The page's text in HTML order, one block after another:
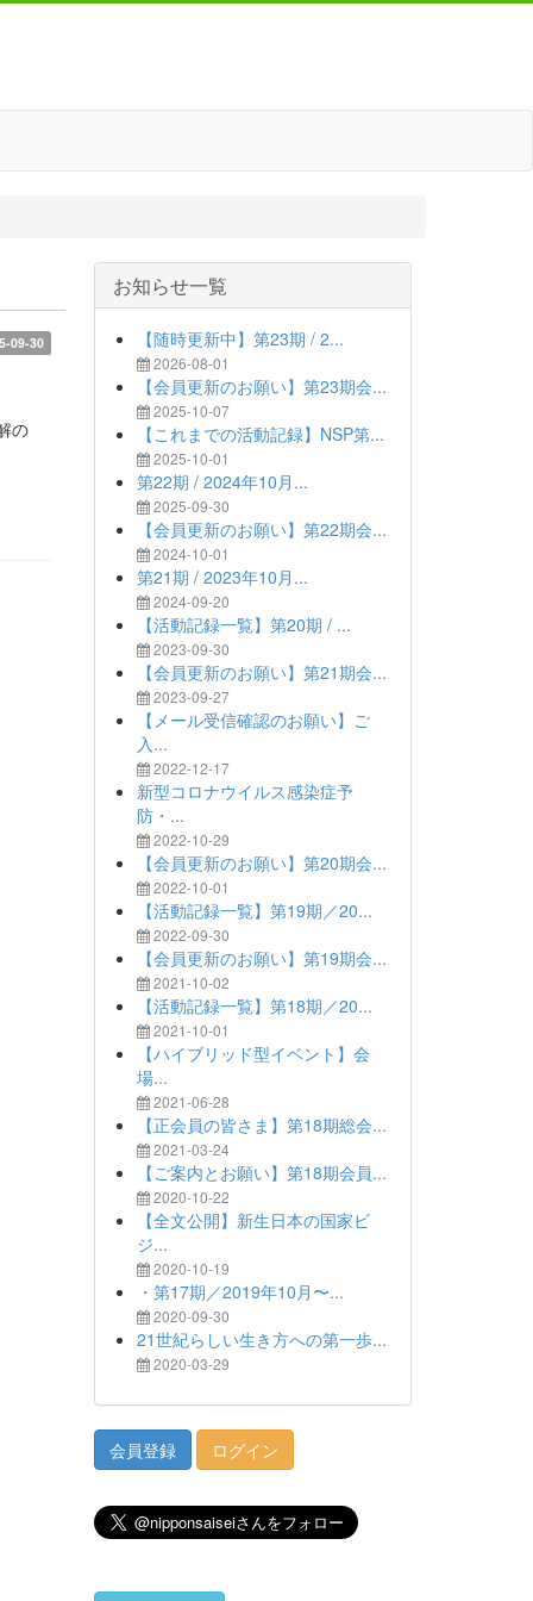
09-30
の
お知らせ一覧
【随時更新中】第23期 / 2...
2026-08-01
【会員更新のお願い】第23期会...
2025-10-07
【これまでの活動記録】NSP第...
2025-10-01
第22期 / 2024年10月...
2025-09-30
【会員更新のお願い】第22期会...
2024-10-01
第21期 / 2023年10月...
2024-09-20
【活動記録一覧】第20期 / ...
2023-09-30
【会員更新のお願い】第21期会...
2023-09-27
【メール受信確認のお願い】ご
入...
2022-12-17
新型コロナウイルス感染症予
防・...
2022-10-29
【会員更新のお願い】第20期会...
2022-10-01
【活動記録一覧】第19期／20...
2022-09-30
【会員更新のお願い】第19期会...
2021-10-02
【活動記録一覧】第18期／20...
2021-10-01
【ハイブリッド型イベント】会
場...
2021-06-28
【正会員の皆さま】第18期総会...
2021-03-24
【ご案内とお願い】第18期会員...
2020-10-22
【全文公開】新生日本の国家ビ
ジ...
2020-10-19
・第17期／2019年10月〜...
2020-09-30
21世紀らしい生き方への第一歩...
2020-03-29
会員登録 ログイン